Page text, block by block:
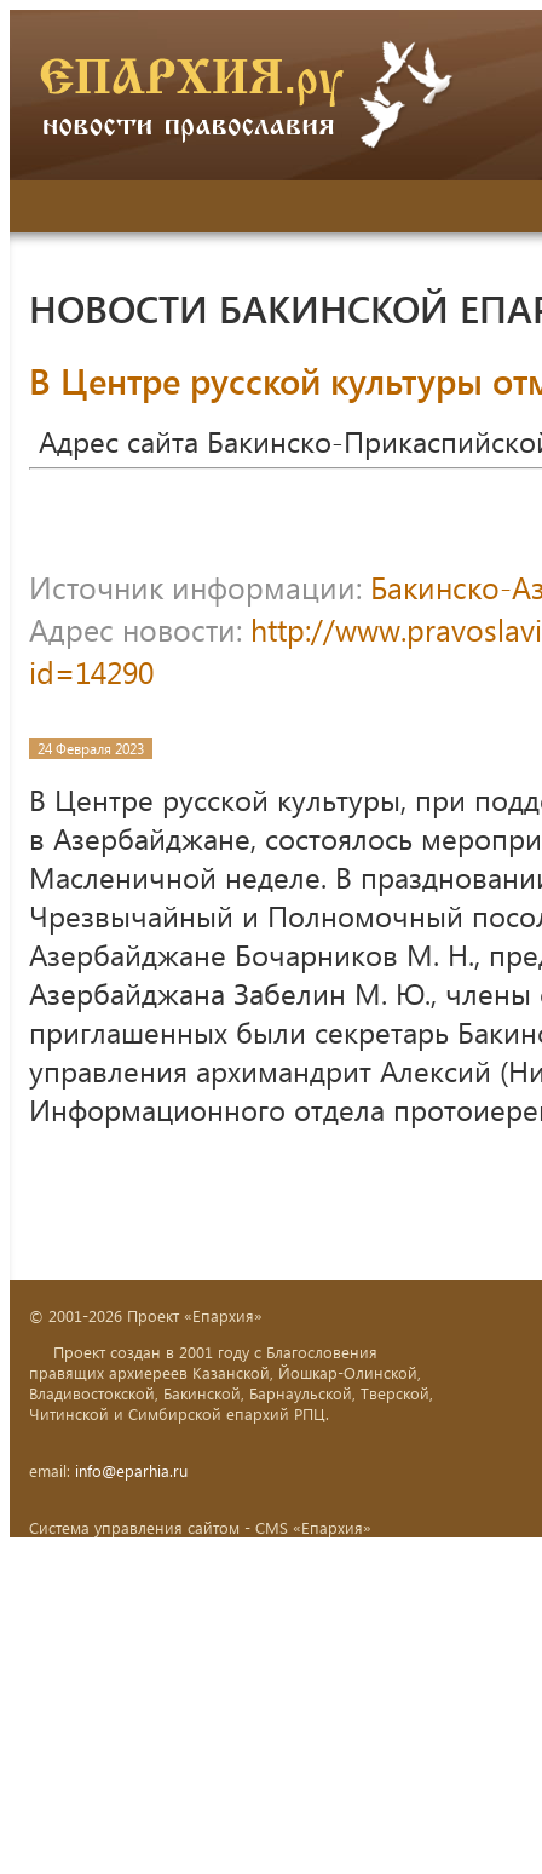
НОВОСТИ БАКИНСКОЙ
В Центре русской культуры
Адрес сайта Бакинско-
Источник информации: Бакинско-
Адрес новости: http://
id=14290
24 Февраля 2023
В Центре русской культуры, при
в Азербайджане, состоялось
Масленичной неделе. В
Чрезвычайный и Полномочный
Азербайджане Бочарников М. Н.,
Азербайджана Забелин М. Ю., члены
приглашенных были секретарь
управления архимандрит Алексий
Информационного отдела
© 2001-2026 Проект «Епархия»
Проект создан в 2001 году с Благословения
правящих архиереев Казанской, Йошкар-Олинской,
Владивостокской, Бакинской, Барнаульской, Тверской,
Читинской и Симбирской епархий РПЦ.
email: info@eparhia.ru
Система управления сайтом - CMS «Епархия»